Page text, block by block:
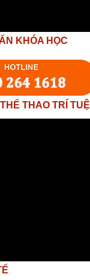
KHÓA HỌC
THAO TRÍ TUỆ